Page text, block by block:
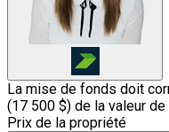
La mise de fonds doit
(17 500 $) de la valeur
Prix de la propriété